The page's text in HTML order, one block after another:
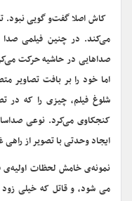
کاش اصلا گفت‌و گویی نبود.
می‌کند. در چنین فیلمی صدا
صداهایی در حاشیه حرکت
اما خود را بر بافت
شلوغ فیلم، چیزی را که در
کنجکاوی می‌کرد. نوعی
ایجاد وحدتی با تصویر از
نمونه‌ی خامش لحظات
می شود، و قاتل که خیلی زود